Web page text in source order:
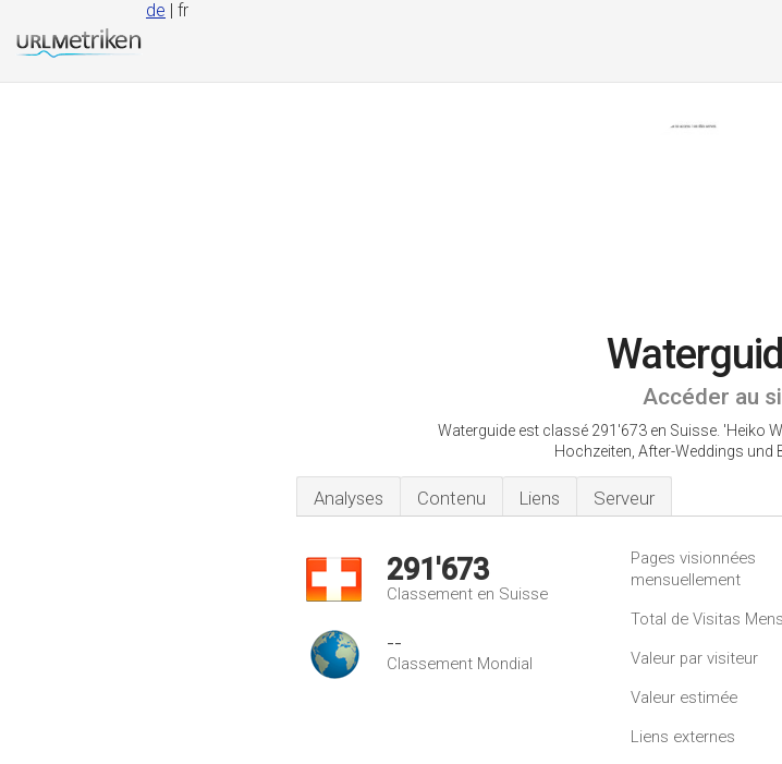
de | fr
Accéder au
Waterguide est classé 291'673 en Suisse. 'Heiko
Hochzeiten, After-Weddings und
Analyses Contenu Liens Serveur
291'673
Classement en Suisse
--
Classement Mondial
Pages visionnées
mensuellement
Total de Visitas
Valeur par visiteur
Valeur estimée
Liens externes